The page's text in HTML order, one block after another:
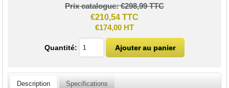
Prix catalogue: €298,99 TTC
€210,54 TTC
€174,00 HT
Quantité:
Description Specifications